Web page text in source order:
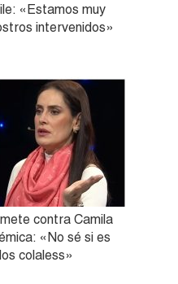
«Estamos muy
intervenidos»
contra Camila
«No sé si es
colaless»